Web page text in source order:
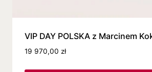
VIP DAY POLSKA z Marcinem
19 970,00 zł